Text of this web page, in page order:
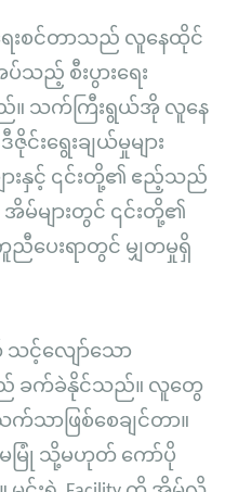
းစင်တာသည် လူနေထိုင်
ည့် စီးပွားရေး
ည်။ သက်ကြီးရွယ်အို လူနေ
ရွေးချယ်မှုများ
ားနှင့် ၎င်းတို့၏ ဧည့်သည်
အိမ်များတွင် ၎င်းတို့၏
ညီပေးရာတွင် မျှတမှုရှိ
သင့်လျော်သော
ည် ခက်ခဲနိုင်သည်။ လူတွေ
သာဖြစ်စေချင်တာ။
မမြုံ သို့မဟုတ် ကော်ပို